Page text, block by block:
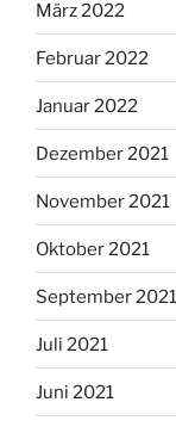
März 2022
Februar 2022
Januar 2022
Dezember 2021
November 2021
Oktober 2021
September 2021
Juli 2021
Juni 2021